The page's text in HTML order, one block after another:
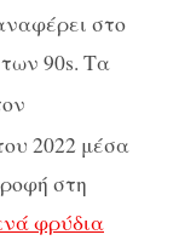
στο
των 90s. Τα
2022 μέσα
στη
φρύδια